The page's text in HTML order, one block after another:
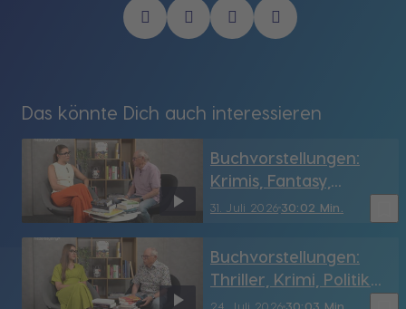
Das könnte Dich auch interessieren
31. Juli 202630:02 Min.
Buchvorstellungen:
Krimis, Fantasy,
Geschichte & mehr
24. Juli 202630:03 Min.
Buchvorstellungen:
Thriller, Krimi, Politik
und mehr